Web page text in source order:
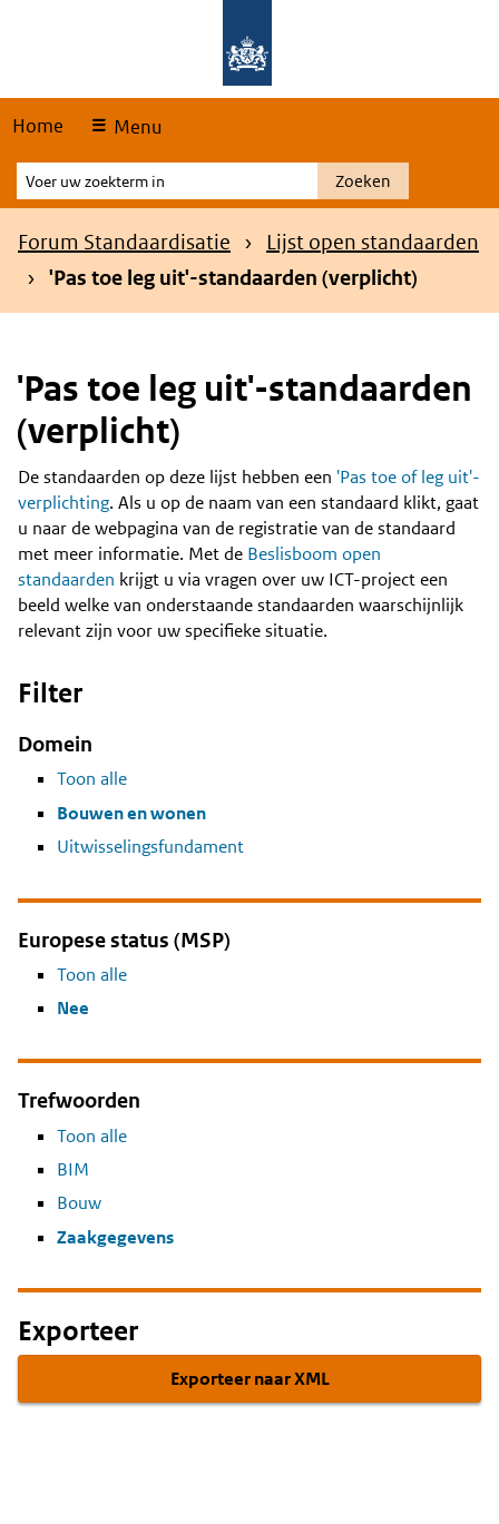
Home Menu
Voer
uw
zoekterm
Zoeken
Kruimelpad
Forum Standaardisatie
Lijst open standaarden
'Pas toe leg uit'-standaarden (verplicht)
'Pas toe leg uit'-standaarden
(verplicht)
Content
De standaarden op deze lijst hebben een 'Pas toe of leg uit'-
verplichting. Als u op de naam van een standaard klikt, gaat
u naar de webpagina van de registratie van de standaard
met meer informatie. Met de Beslisboom open
standaarden krijgt u via vragen over uw ICT-project een
beeld welke van onderstaande standaarden waarschijnlijk
relevant zijn voor uw specifieke situatie.
Filter
Domein
Toon alle
Bouwen en wonen
Uitwisselingsfundament
Europese status (MSP)
Toon alle
Nee
Trefwoorden
Toon alle
BIM
Bouw
Zaakgegevens
Exporteer
Exporteer naar XML